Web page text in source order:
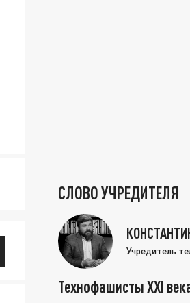
СЛОВО УЧРЕДИТЕЛЯ
Учредитель
Технофашисты XXI